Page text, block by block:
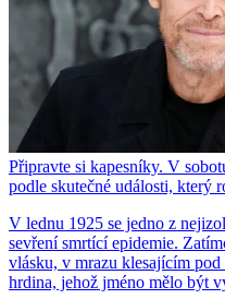
Připravte si kapesníky. V
podle skutečné události, který
V lednu 1925 se jedno z
sevření smrtící epidemie.
vlásku, v mrazu klesajícím
hrdina, jehož jméno mělo být